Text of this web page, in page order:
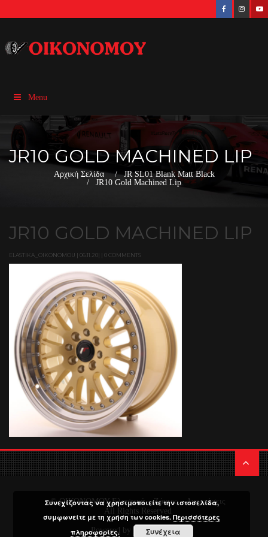
Menu
JR10 GOLD MACHINED LIP
Αρχική Σελίδα
JR SL01 Blank Matt Black
JR10 Gold Machined Lip
JR10 GOLD MACHINED LIP
ELASTIKA_OIKONOMOU | 06.11.20| | 0 COMMENTS
© ΟΙΚΟΝΟΜΟΥ Ελαστικά – Ζάντες – Αναρτήσεις
All Rights Reserved
Powered by Media Planners
Συνεχίζοντας να χρησιμοποιείτε την ιστοσελίδα,
συμφωνείτε με τη χρήση των cookies.Περισσότερες
πληροφορίες.
Συνέχεια